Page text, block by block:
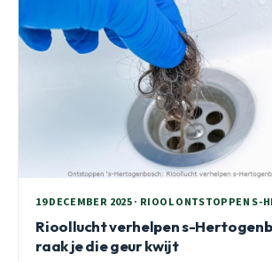
19 DECEMBER 2025 · RIOOL ONTSTOPPEN S-
Rioollucht verhelpen s-
raak je die geur kwijt